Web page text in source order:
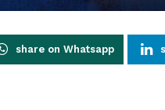
share on Whatsapp